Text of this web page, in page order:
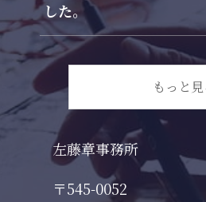
した。
もっと見
左藤章事務所
〒545-0052